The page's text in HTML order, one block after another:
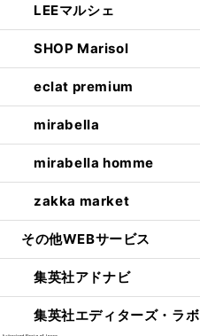
LEEマルシェ
SHOP Marisol
eclat premium
mirabella
mirabella homme
zakka market
その他WEBサービス
集英社アドナビ
集英社エディターズ・ラボ